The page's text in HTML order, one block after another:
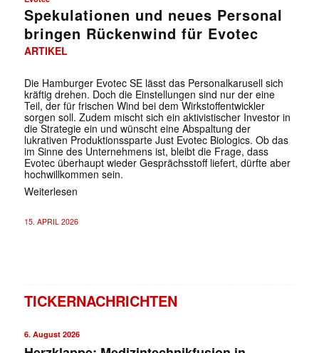
Spekulationen und neues Personal
bringen Rückenwind für Evotec
ARTIKEL
Die Hamburger Evotec SE lässt das Personalkarusell sich
kräftig drehen. Doch die Einstellungen sind nur der eine
Teil, der für frischen Wind bei dem Wirkstoffentwickler
sorgen soll. Zudem mischt sich ein aktivistischer Investor in
die Strategie ein und wünscht eine Abspaltung der
lukrativen Produktionssparte Just Evotec Biologics. Ob das
im Sinne des Unternehmens ist, bleibt die Frage, dass
Evotec überhaupt wieder Gesprächsstoff liefert, dürfte aber
hochwillkommen sein.
Weiterlesen
15. APRIL 2026
TICKERNACHRICHTEN
6. August 2026